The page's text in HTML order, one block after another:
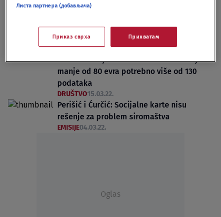
Hiljade siromašnih u Srbiji čeka na
socijalne karte, a Vlada ih ne čuje
DRUŠTVO02.08.22.
Zakon o socijalnim kartama: Za davanje
manje od 80 evra potrebno više od 130
podataka
DRUŠTVO15.03.22.
Perišić i Ćurčić: Socijalne karte nisu
rešenje za problem siromaštva
EMISIJE04.03.22.
Oglas
Листа партнера (добављача)
Приказ сврха Прихватам